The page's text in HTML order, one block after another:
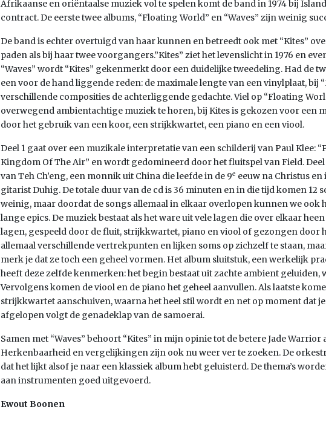
Afrikaanse en oriëntaalse muziek vol te spelen komt de band in 1974 bij
contract. De eerste twee albums, “Floating World” en “Waves” zijn weinig
De band is echter overtuigd van haar kunnen en betreedt ook met “Kites”
paden als bij haar twee voorgangers.”Kites” ziet het levenslicht in 1976 en
“Waves” wordt “Kites” gekenmerkt door een duidelijke tweedeling. Had de
een voor de hand liggende reden: de maximale lengte van een vinylplaat, bij
verschillende composities de achterliggende gedachte. Viel op “Floating
overwegend ambientachtige muziek te horen, bij Kites is gekozen voor een
door het gebruik van een koor, een strijkkwartet, een piano en een viool.
Deel 1 gaat over een muzikale interpretatie van een schilderij van Paul Klee:
Kingdom Of The Air” en wordt gedomineerd door het fluitspel van Field.
van Teh Ch’eng, een monnik uit China die leefde in de 9e eeuw na Christus
gitarist Duhig. De totale duur van de cd is 36 minuten en in die tijd komen 12
weinig, maar doordat de songs allemaal in elkaar overlopen kunnen we ook
lange epics. De muziek bestaat als het ware uit vele lagen die over elkaar
lagen, gespeeld door de fluit, strijkkwartet, piano en viool of gezongen door
allemaal verschillende vertrekpunten en lijken soms op zichzelf te staan,
merk je dat ze toch een geheel vormen. Het album sluitstuk, een werkelijk
heeft deze zelfde kenmerken: het begin bestaat uit zachte ambient geluiden,
Vervolgens komen de viool en de piano het geheel aanvullen. Als laatste
strijkkwartet aanschuiven, waarna het heel stil wordt en net op moment dat
afgelopen volgt de genadeklap van de samoerai.
Samen met “Waves” behoort “Kites” in mijn opinie tot de betere Jade Warrior
Herkenbaarheid en vergelijkingen zijn ook nu weer ver te zoeken. De
dat het lijkt alsof je naar een klassiek album hebt geluisterd. De thema’s
aan instrumenten goed uitgevoerd.
Ewout Boonen